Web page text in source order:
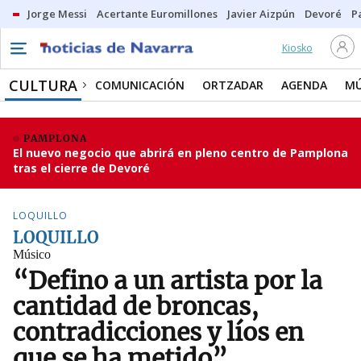
Jorge Messi Acertante Euromillones Javier Aizpún Devoré
Kiosko
CULTURA COMUNICACIÓN ORTZADAR AGENDA
PAMPLONA
El nuevo negocio que abrirá en pleno centro de Pamplona
tras el cierre de Devoré
LOQUILLO
LOQUILLO
Músico
“Defino a un artista por la
cantidad de broncas,
contradicciones y líos en